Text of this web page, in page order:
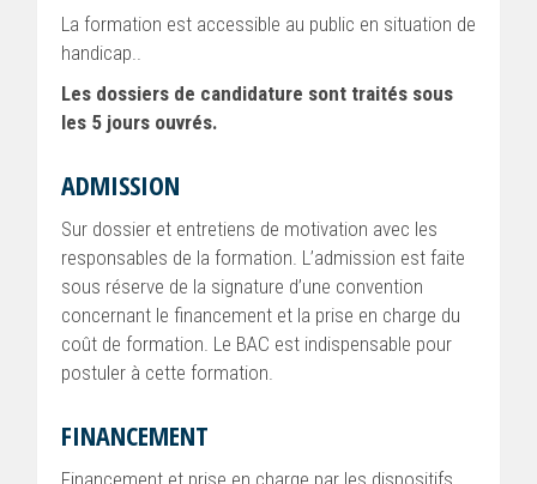
La formation est accessible au public en situation de
handicap..
Les dossiers de candidature sont traités sous
les 5 jours ouvrés.
ADMISSION
Sur dossier et entretiens de motivation avec les
responsables de la formation. L’admission est faite
sous réserve de la signature d’une convention
concernant le financement et la prise en charge du
coût de formation. Le BAC est indispensable pour
postuler à cette formation.
FINANCEMENT
Financement et prise en charge par les dispositifs